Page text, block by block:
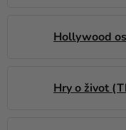
Hollywood
Hry o život